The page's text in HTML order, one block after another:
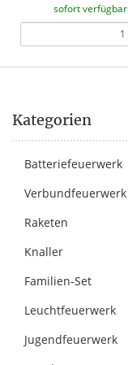
sofort verfügbar
Kategorien
Batteriefeuerwerk
Verbundfeuerwerk
Raketen
Knaller
Familien-Set
Leuchtfeuerwerk
Jugendfeuerwerk